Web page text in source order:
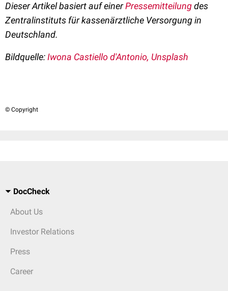
Dieser Artikel basiert auf einerPressemitteilungdes
Zentralinstituts für kassenärztliche Versorgung in
Deutschland.
Bildquelle:Iwona Castiello d'Antonio, Unsplash
© Copyright
DocCheck
About Us
Investor Relations
Press
Career